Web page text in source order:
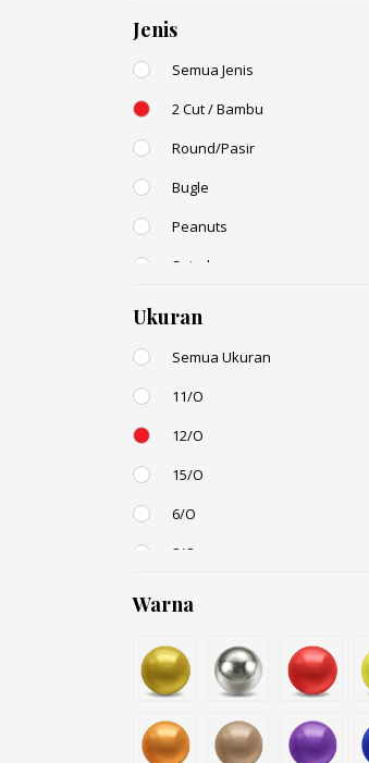
Jenis
Semua Jenis
2 Cut / Bambu
Round/Pasir
Bugle
Peanuts
Spiral
Ukuran
Semua Ukuran
11/O
12/O
15/O
6/O
8/O
6mm
Small / S-P
Warna